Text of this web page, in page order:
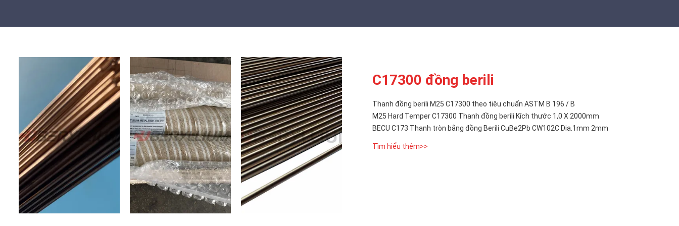
C17300 đồng berili
Thanh đồng berili M25 C17300 theo tiêu chuẩn ASTM B 196 / B
M25 Hard Temper C17300 Thanh đồng berili Kích thước 1,0 X 2000mm
BECU C173 Thanh tròn bằng đồng Berili CuBe2Pb CW102C Dia.1mm 2mm
Tìm hiểu thêm>>